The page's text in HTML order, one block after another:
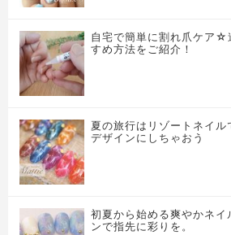
自宅で簡単に割れ爪ケア☆
すめ方法をご紹介！
夏の旅行はリゾートネイ
デザインにしちゃおう
初夏から始める爽やかネ
ンで指先に彩りを。